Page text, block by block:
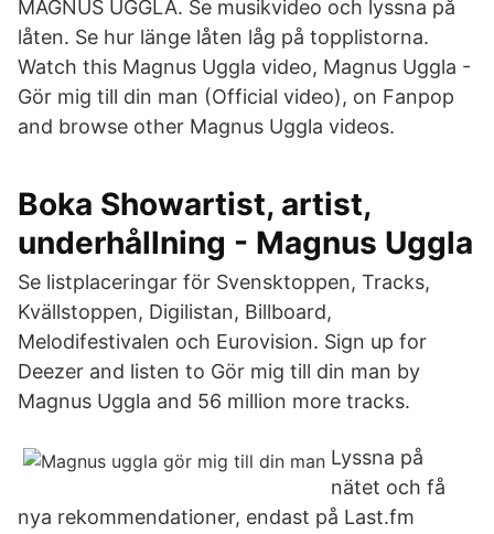
MAGNUS UGGLA. Se musikvideo och lyssna på
låten. Se hur länge låten låg på topplistorna.
Watch this Magnus Uggla video, Magnus Uggla -
Gör mig till din man (Official video), on Fanpop
and browse other Magnus Uggla videos.
Boka Showartist, artist,
underhållning - Magnus Uggla
Se listplaceringar för Svensktoppen, Tracks,
Kvällstoppen, Digilistan, Billboard,
Melodifestivalen och Eurovision. Sign up for
Deezer and listen to Gör mig till din man by
Magnus Uggla and 56 million more tracks.
Lyssna på
nätet och få
nya rekommendationer, endast på Last.fm